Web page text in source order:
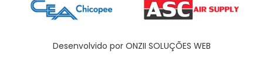
Desenvolvido por ONZII SOLUÇÕES WEB